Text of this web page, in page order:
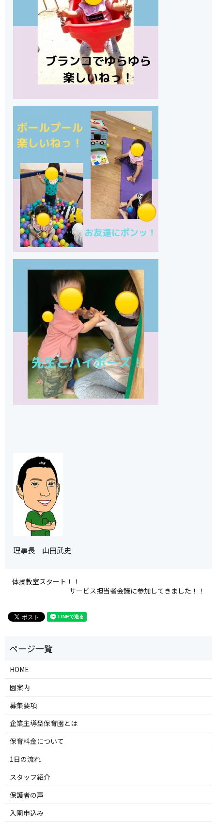
理事長 山田武史
体操教室スタート！！
サービス担当者会議に参加してきました！！
HOME
園案内
募集要項
企業主導型保育園とは
保育料金について
1日の流れ
スタッフ紹介
保護者の声
入園申込み